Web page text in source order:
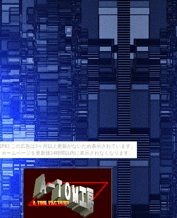
[PR] この広告は3ヶ月以上更新がないため表示されています。
ホームページを更新後24時間以内に表示されなくなります。